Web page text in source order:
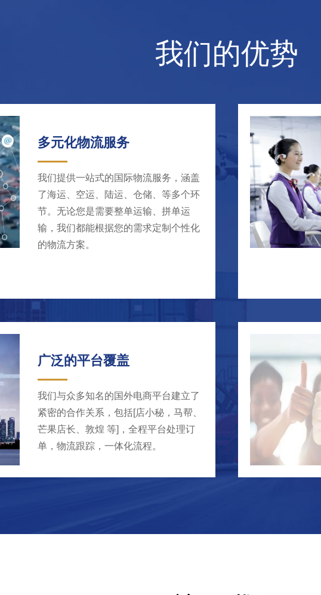
查看详情
我们的优势
多元化物流服务
我们提供一站式的国际物流服务，涵盖
了海运、空运、陆运、仓储、等多个环
节。无论您是需要整单运输、拼单运
输，我们都能根据您的需求定制个性化
的物流方案。
广泛的平台覆盖
我们与众多知名的国外电商平台建立了
紧密的合作关系，包括[店小秘，马帮、
芒果店长、敦煌 等]，全程平台处理订
单，物流跟踪，一体化流程。